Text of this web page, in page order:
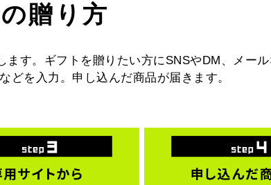
贈り方
す。ギフトを贈りたい方にSNSやDM、メール
どを入力。申し込んだ商品が届きます。